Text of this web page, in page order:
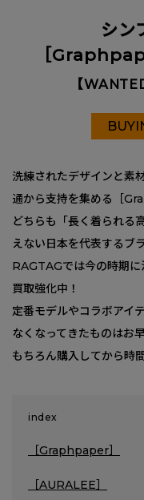
シン
［
【
洗練されたデザインと素
通から支持を集める［
どちらも「長く着られる
えない日本を代表するブ
RAGTAGでは今の時期
買取強化中！
定番モデルやコラボアイ
なくなってきたものはお
もちろん購入してから時
index
［Graphpaper］
［AURALEE］